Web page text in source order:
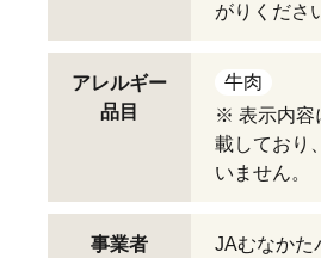
がりくださ
アレルギー
品目
牛肉
※ 表示内容
載しており
いません。
事業者 JAむなかた